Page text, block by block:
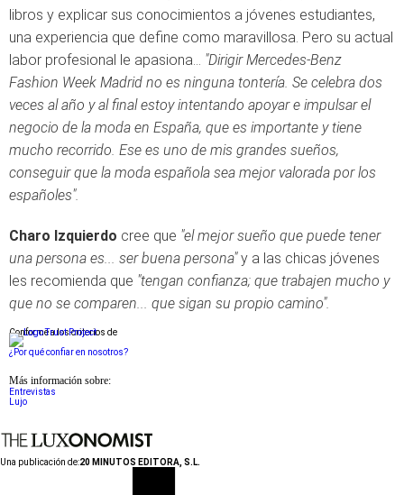
libros y explicar sus conocimientos a jóvenes estudiantes,
una experiencia que define como maravillosa. Pero su actual
labor profesional le apasiona... "Dirigir Mercedes-Benz
Fashion Week Madrid no es ninguna tontería. Se celebra dos
veces al año y al final estoy intentando apoyar e impulsar el
negocio de la moda en España, que es importante y tiene
mucho recorrido. Ese es uno de mis grandes sueños,
conseguir que la moda española sea mejor valorada por los
españoles".
Charo Izquierdo cree que "el mejor sueño que puede tener
una persona es... ser buena persona"y a las chicas jóvenes
les recomienda que "tengan confianza; que trabajen mucho y
que no se comparen... que sigan su propio camino".
Conforme a los criterios de
¿Por qué confiar en nosotros?
Más información sobre:
Entrevistas
Lujo
Una publicación de:20 MINUTOS EDITORA, S.L.